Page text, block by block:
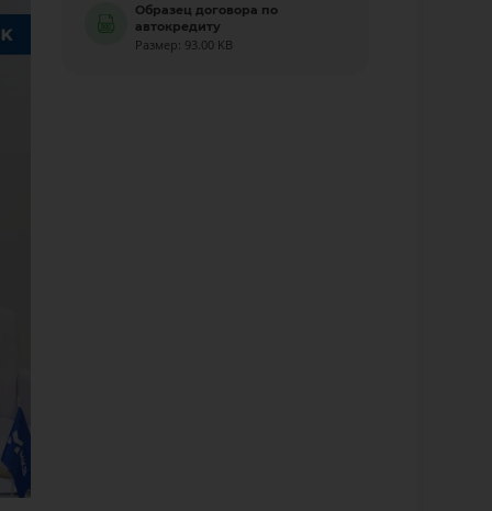
Образец договора по
автокредиту
Размер: 93.00 KB